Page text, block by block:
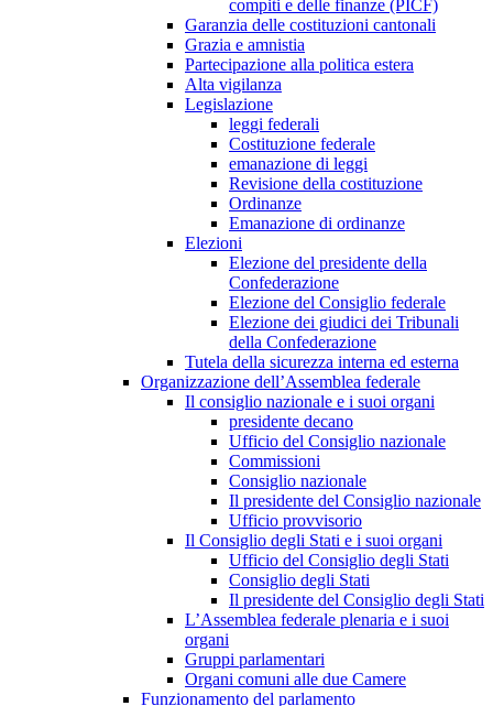
compiti e delle finanze (PICF)
Garanzia delle costituzioni cantonali
Grazia e amnistia
Partecipazione alla politica estera
Alta vigilanza
Legislazione
leggi federali
Costituzione federale
emanazione di leggi
Revisione della costituzione
Ordinanze
Emanazione di ordinanze
Elezioni
Elezione del presidente della
Confederazione
Elezione del Consiglio federale
Elezione dei giudici dei Tribunali
della Confederazione
Tutela della sicurezza interna ed esterna
Organizzazione dell’Assemblea federale
Il consiglio nazionale e i suoi organi
presidente decano
Ufficio del Consiglio nazionale
Commissioni
Consiglio nazionale
Il presidente del Consiglio nazionale
Ufficio provvisorio
Il Consiglio degli Stati e i suoi organi
Ufficio del Consiglio degli Stati
Consiglio degli Stati
Il presidente del Consiglio degli Stati
L’Assemblea federale plenaria e i suoi
organi
Gruppi parlamentari
Organi comuni alle due Camere
Funzionamento del parlamento